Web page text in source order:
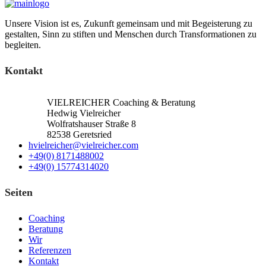
Unsere Vision ist es, Zukunft gemeinsam und mit Begeisterung zu
gestalten, Sinn zu stiften und Menschen durch Transformationen zu
begleiten.
Kontakt
VIELREICHER Coaching & Beratung
Hedwig Vielreicher
Wolfratshauser Straße 8
82538 Geretsried
hvielreicher@vielreicher.com
+49(0) 8171488002
+49(0) 15774314020
Seiten
Coaching
Beratung
Wir
Referenzen
Kontakt